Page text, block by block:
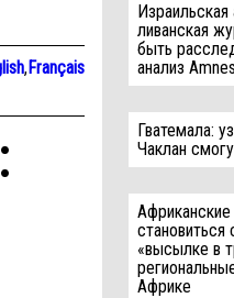
,Français
Израильская
ливанская
быть
анализ
Гватемала:
Чаклан
«высылке в
Африке